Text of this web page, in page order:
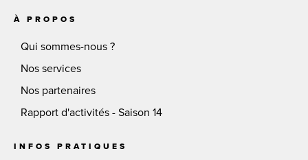
À PROPOS
Qui sommes-nous ?
Nos services
Nos partenaires
Rapport d'activités - Saison 14
INFOS PRATIQUES